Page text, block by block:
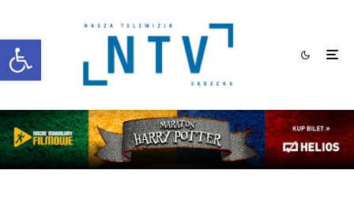
Otwórz pasek narzędzi